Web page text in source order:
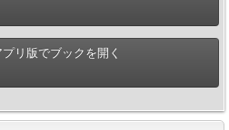
プリ版でブックを開く